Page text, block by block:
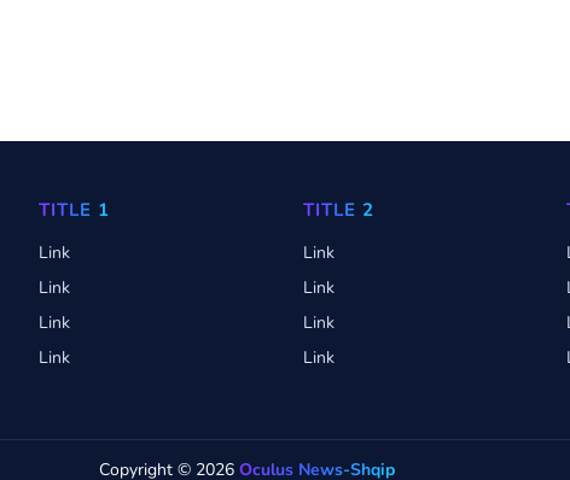
TITLE 1
Link
Link
Link
Link
TITLE 2
Link
Link
Link
Link
Copyright © 2026 Oculus News-Shqip